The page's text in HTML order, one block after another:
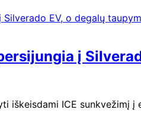
į
iškeisdami ICE sunkvežimį